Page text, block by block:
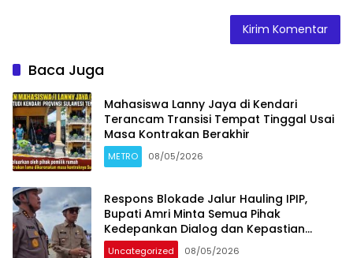
Baca Juga
Mahasiswa Lanny Jaya di Kendari
Terancam Transisi Tempat Tinggal Usai
Masa Kontrakan Berakhir
METRO 08/05/2026
Respons Blokade Jalur Hauling IPIP,
Bupati Amri Minta Semua Pihak
Kedepankan Dialog dan Kepastian
Hukum
Uncategorized 08/05/2026